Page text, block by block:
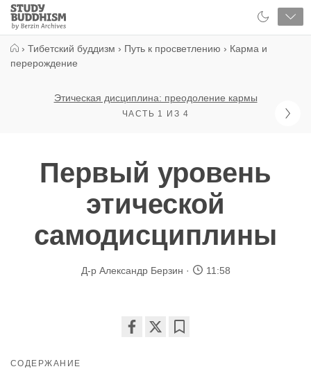
Close
Study
Buddhism
› Тибетский буддизм › Путь к просветлению › Карма и
перерождение
Этическая дисциплина: преодоление кармы
ЧАСТЬ 1 ИЗ 4
Первый уровень
этической
самодисциплины
Д-р Александр Берзин 11:58
СОДЕРЖАНИЕ